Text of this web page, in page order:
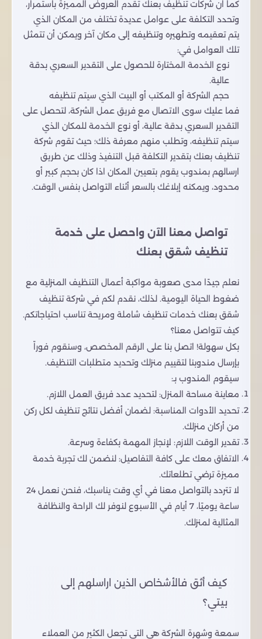
كما ان شركات تنظيف بعنك تقدم العروض المميزة باستمرار،
وتحدد التكلفة على عوامل عديدة تختلف من المكان الذي
يتم تعقيمه وتطهيره وتنظيفه إلى مكان آخر ويمكن أن تتمثل
تلك العوامل في:
نوع الخدمة المختارة للحصول على التقدير السعري بدقة
عالية.
حجم الشركة أو المكتب أو البيت الذي سيتم تنظيفه
فما عليك سوى الاتصال مع فريق عمل الشركة، لتحصل على
التقدير السعري بدقة عالية، أو نوع الخدمة للمكان الذي
سيتم تنظيفه، وتطلب منهم معرفة ذلك؛ حيث تقوم شركة
تنظيف بعنك بتقدير التكلفة قبل التنفيذ وذلك عن طريق
ارسالهم بمندوب يقوم بتعيين المكان اذا كان بحجم كبير أو
محدود، ويمكنه إبلاغك بالسعر أثناء التواصل بنفس الوقت.
تواصل معنا الآن واحصل على خدمة
تنظيف شقق بعنك
نعلم جيدًا مدى صعوبة مواكبة أعمال التنظيف المنزلية مع
ضغوط الحياة اليومية. لذلك، نقدم لكم في شركة تنظيف
شقق بعنك خدمات تنظيف شاملة ومريحة تناسب احتياجاتكم.
كيف تتواصل معنا؟
بكل سهولة! اتصل بنا على الرقم المخصص، وسنقوم فوراً
بإرسال مندوبنا لتقييم منزلك وتحديد متطلبات التنظيف.
سيقوم المندوب بـ:
معاينة مساحة المنزل: لتحديد عدد فريق العمل اللازم.
تحديد الأدوات المناسبة: لضمان أفضل نتائج تنظيف لكل ركن
من أركان منزلك.
تقدير الوقت اللازم: لإنجاز المهمة بكفاءة وسرعة.
الاتفاق معك على كافة التفاصيل: لنضمن لك تجربة خدمة
مميزة ترضي تطلعاتك.
لا تتردد بالتواصل معنا في أي وقت يناسبك، فنحن نعمل 24
ساعة يوميًا، 7 أيام في الأسبوع لنوفر لك الراحة والنظافة
المثالية لمنزلك.
كيف أثق فالأشخاص الذين اراسلهم إلى
بيتي؟
سمعة وشهرة الشركة هي التي تجعل الكثير من العملاء